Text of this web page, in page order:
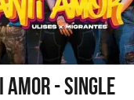
AMOR - SINGLE